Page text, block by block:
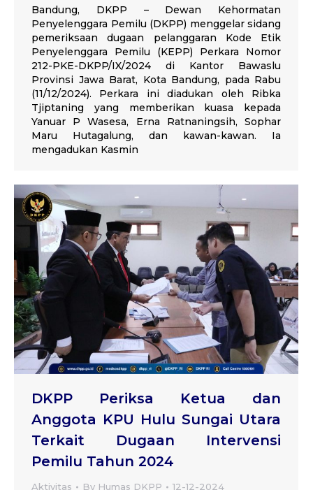
Bandung, DKPP – Dewan Kehormatan
Penyelenggara Pemilu (DKPP) menggelar sidang
pemeriksaan dugaan pelanggaran Kode Etik
Penyelenggara Pemilu (KEPP) Perkara Nomor
212-PKE-DKPP/IX/2024 di Kantor Bawaslu
Provinsi Jawa Barat, Kota Bandung, pada Rabu
(11/12/2024). Perkara ini diadukan oleh Ribka
Tjiptaning yang memberikan kuasa kepada
Yanuar P Wasesa, Erna Ratnaningsih, Sophar
Maru Hutagalung, dan kawan-kawan. Ia
mengadukan Kasmin
DKPP Periksa Ketua dan
Anggota KPU Hulu Sungai Utara
Terkait Dugaan Intervensi
Pemilu Tahun 2024
Aktivitas By Humas DKPP 12-12-2024